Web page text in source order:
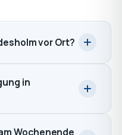
vor Ort?
in
Wochenende